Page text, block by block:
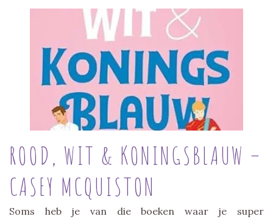
ROOD, WIT & KONINGSBLAUW –
CASEY MCQUISTON
Soms heb je van die boeken waar je super